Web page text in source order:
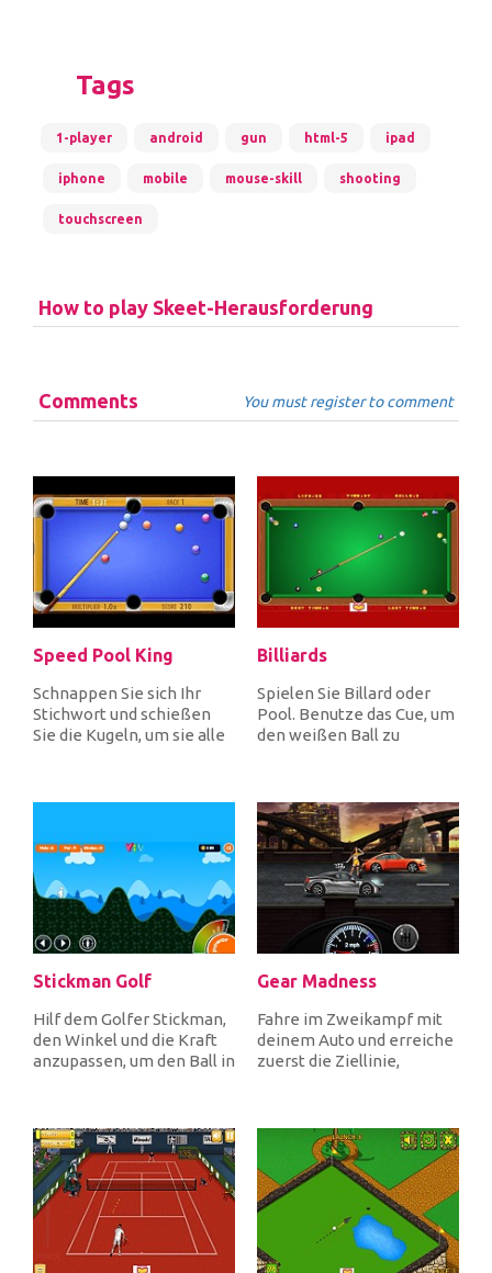
Tags
1-player android gun html-5 ipad
iphone mobile mouse-skill shooting
touchscreen
How to play Skeet-Herausforderung
Comments You must register to comment
Speed Pool King
Schnappen Sie sich Ihr
Stichwort und schießen
Sie die Kugeln, um sie alle
Billiards
Spielen Sie Billard oder
Pool. Benutze das Cue, um
den weißen Ball zu
Stickman Golf
Hilf dem Golfer Stickman,
den Winkel und die Kraft
anzupassen, um den Ball in
Gear Madness
Fahre im Zweikampf mit
deinem Auto und erreiche
zuerst die Ziellinie,